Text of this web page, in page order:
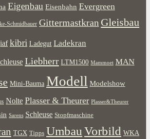
Eigenbau Eisenbahn Evergreen
Schmidbauer Gittermastkran Gleisbau
iaf kibri Ladegut Ladekran
Liebherr LTM1500 Mammoet MAN
Mini-Bauma Modell Modelshow
Nolte Plasser & Theurer Plasser&Theurer
Sarens Schleuse Stopfmaschine
TGX Tipps Umbau Vorbild WKA